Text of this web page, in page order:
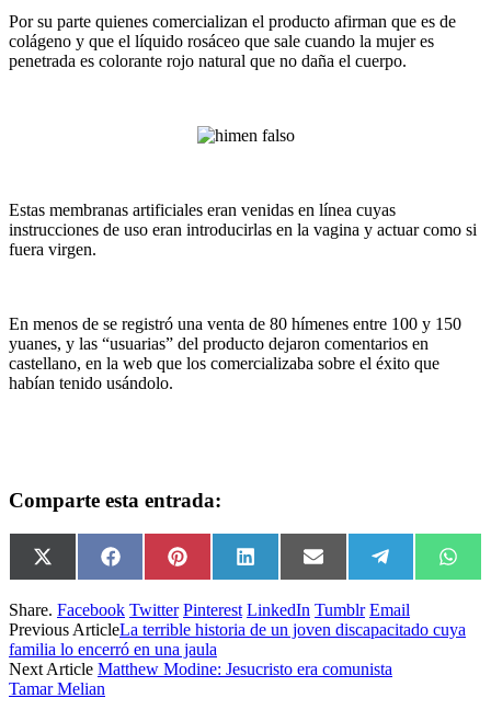
Por su parte quienes comercializan el producto afirman que es de
colágeno y que el líquido rosáceo que sale cuando la mujer es
penetrada es colorante rojo natural que no daña el cuerpo.
Estas membranas artificiales eran venidas en línea cuyas
instrucciones de uso eran introducirlas en la vagina y actuar como si
fuera virgen.
En menos de se registró una venta de 80 hímenes entre 100 y 150
yuanes, y las “usuarias” del producto dejaron comentarios en
castellano, en la web que los comercializaba sobre el éxito que
habían tenido usándolo.
Comparte esta entrada:
Compartir
en
X
(Twitter)
Compartir
en
FacebookCompartir
en
Pinterest Compartir
en
LinkedInCompartir
en
Email
Compartir
en
Telegram
en
Share. Facebook Twitter Pinterest LinkedIn Tumblr Email
Previous ArticleLa terrible historia de un joven discapacitado cuya
familia lo encerró en una jaula
Next Article Matthew Modine: Jesucristo era comunista
Tamar Melian